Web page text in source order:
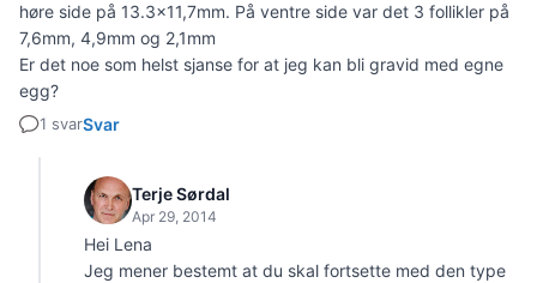
høre side på 13.3x11,7mm. På ventre side var det 3 follikler på
7,6mm, 4,9mm og 2,1mm
Er det noe som helst sjanse for at jeg kan bli gravid med egne
egg?
1 svarSvar
Terje Sørdal
Apr 29, 2014
Hei Lena
Jeg mener bestemt at du skal fortsette med den type